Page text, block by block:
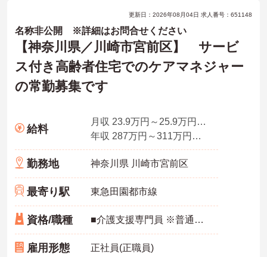
更新日：2026年08月04日 求人番号：651148
名称非公開 ※詳細はお問合せください
【神奈川県／川崎市宮前区】 サービ
ス付き高齢者住宅でのケアマネジャー
の常勤募集です
給料
月収 23.9万円～25.9万円程度
年収 287万円～311万円程度
勤務地 神奈川県 川崎市宮前区
最寄り駅 東急田園都市線
資格/職種 ■介護支援専門員 ※普通自動車免許（ＡＴ限定可）必須
雇用形態 正社員(正職員)